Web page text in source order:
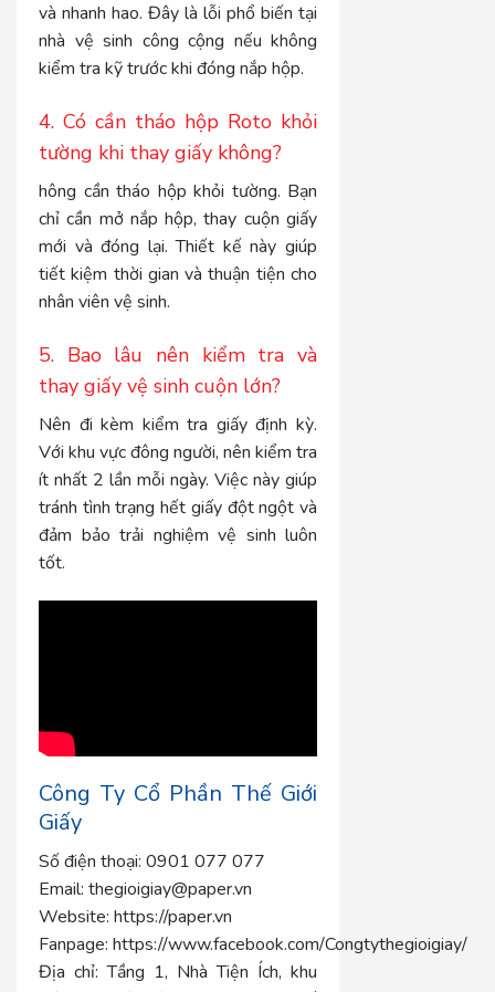
và nhanh hao. Đây là lỗi phổ biến tại
nhà vệ sinh công cộng nếu không
kiểm tra kỹ trước khi đóng nắp hộp.
4. Có cần tháo hộp Roto khỏi
tường khi thay giấy không?
hông cần tháo hộp khỏi tường. Bạn
chỉ cần mở nắp hộp, thay cuộn giấy
mới và đóng lại. Thiết kế này giúp
tiết kiệm thời gian và thuận tiện cho
nhân viên vệ sinh.
5. Bao lâu nên kiểm tra và
thay giấy vệ sinh cuộn lớn?
Nên đi kèm kiểm tra giấy định kỳ.
Với khu vực đông người, nên kiểm tra
ít nhất 2 lần mỗi ngày. Việc này giúp
tránh tình trạng hết giấy đột ngột và
đảm bảo trải nghiệm vệ sinh luôn
tốt.
Công Ty Cổ Phần Thế Giới
Giấy
Số điện thoại: 0901 077 077
Email: thegioigiay@paper.vn
Website: https://paper.vn
Fanpage: https://www.facebook.com/Congtythegioigiay/
Địa chỉ: Tầng 1, Nhà Tiện Ích, khu